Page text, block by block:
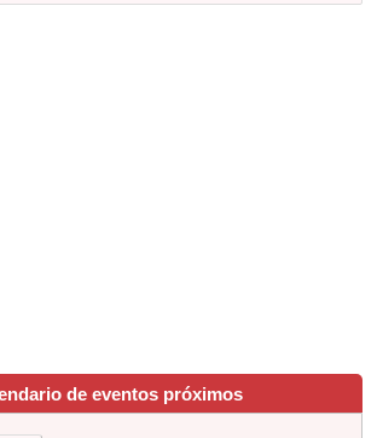
de eventos próximos